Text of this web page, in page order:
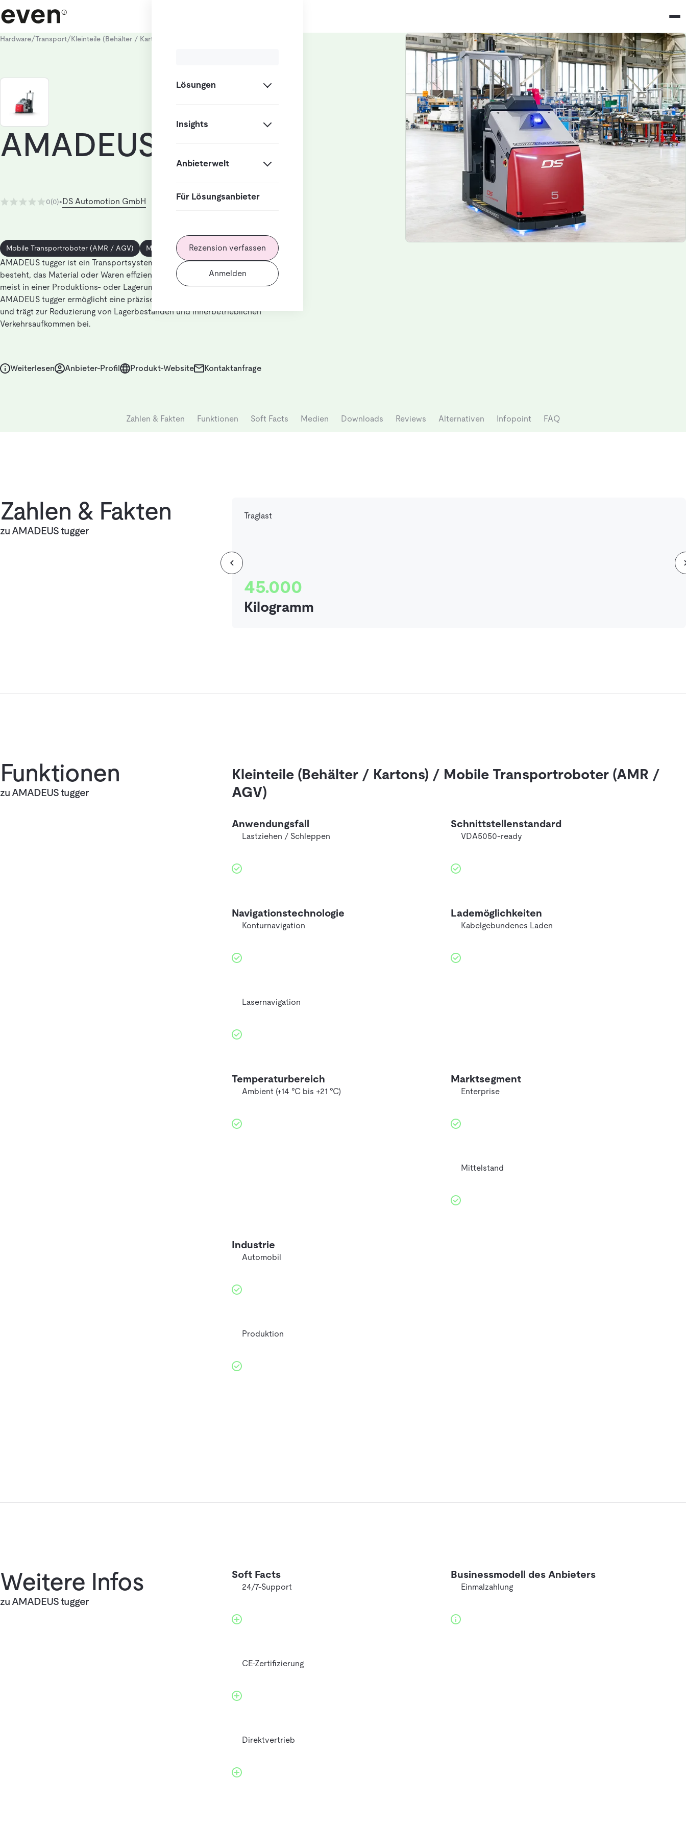
Lösungen
Insights
Anbieterwelt
Für Lösungsanbieter
Rezension verfassen
Anmelden
Hardware/Transport/Kleinteile (Behälter / Kartons)
AMADEUS tugger
0(0)•DS Automotion GmbH
Mobile Transportroboter (AMR / AGV) Mobile Transportroboter (AMR / AGV)
AMADEUS tugger ist ein Transportsystem, das aus einem Zugfahrzeug
besteht, das Material oder Waren effizient zwischen verschiedenen Punkten,
meist in einer Produktions- oder Lagerumgebung, transportiert. Der
AMADEUS tugger ermöglicht eine präzise Versorgung mit benötigten Teilen
und trägt zur Reduzierung von Lagerbeständen und innerbetrieblichen
Verkehrsaufkommen bei.
Weiterlesen Anbieter-Profil Produkt-Website Kontaktanfrage
Zahlen & Fakten Funktionen Soft Facts Medien Downloads Reviews Alternativen Infopoint FAQ
Zahlen & Fakten
zu AMADEUS tugger
Traglast
45.000
Kilogramm
Funktionen
zu AMADEUS tugger
Kleinteile (Behälter / Kartons) / Mobile Transportroboter (AMR /
AGV)
Anwendungsfall
Lastziehen / Schleppen
Schnittstellenstandard
VDA5050-ready
Navigationstechnologie
Konturnavigation
Lasernavigation
Lademöglichkeiten
Kabelgebundenes Laden
Temperaturbereich
Ambient (+14 °C bis +21 °C)
Marktsegment
Enterprise
Mittelstand
Industrie
Automobil
Produktion
Weitere Infos
zu AMADEUS tugger
Soft Facts
24/7-Support
CE-Zertifizierung
Direktvertrieb
Businessmodell des Anbieters
Einmalzahlung